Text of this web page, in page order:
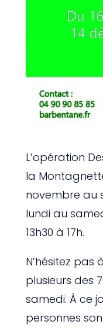
L’opération
la
novembre au
lundi au
13h30 à 17h.
N’hésitez pas
plusieurs des
samedi. À ce
personnes